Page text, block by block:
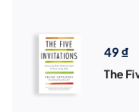
49₫
The